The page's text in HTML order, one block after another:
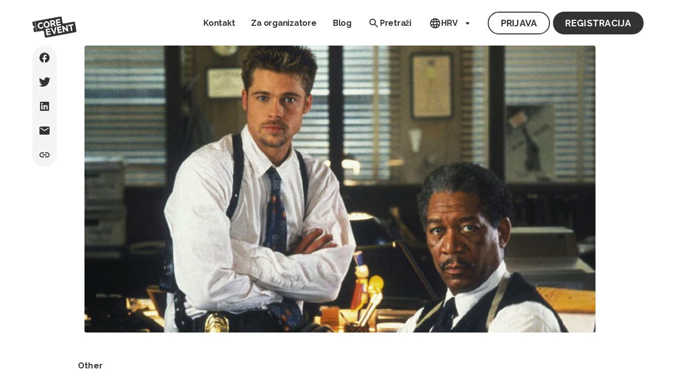
Kontakt Za organizatore Blog Pretraži HRV PRIJAVA REGISTRACIJA
Other